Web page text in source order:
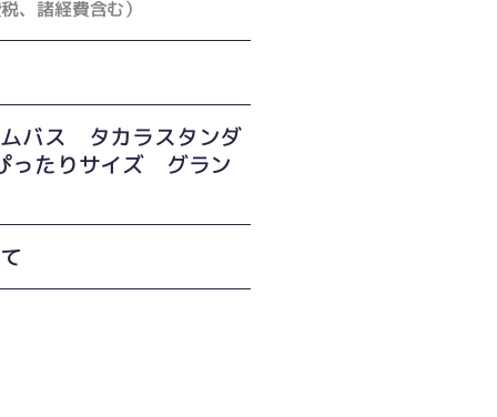
税、諸経費含む）
バス タカラスタンダ
ったりサイズ グラン